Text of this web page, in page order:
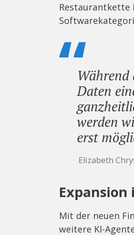
Restaurantkette
Daten
werden
erst
Elizabeth
Mit der neuen
weitere KI-